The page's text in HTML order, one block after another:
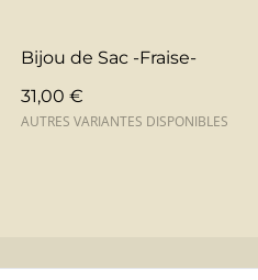
Bijou de Sac -Fraise-
31,00 €
AUTRES VARIANTES DISPONIBLES